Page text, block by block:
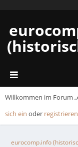
Willkommen im Forum „
sich ein oder
eurocomp.info